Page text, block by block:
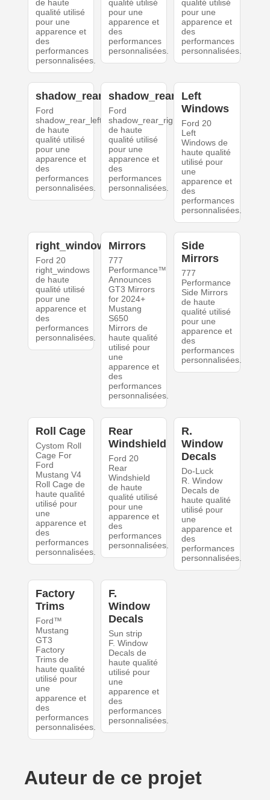
de haute
qualité utilisé
pour une
apparence et
des
performances
personnalisées.
qualité utilisé
pour une
apparence et
des
performances
personnalisées.
qualité utilisé
pour une
apparence et
des
performances
personnalisées.
shadow_rear_left
Ford
shadow_rear_left
de haute
qualité utilisé
pour une
apparence et
des
performances
personnalisées.
shadow_rear_right
Ford
shadow_rear_right
de haute
qualité utilisé
pour une
apparence et
des
performances
personnalisées.
Left
Windows
Ford 20
Left
Windows de
haute qualité
utilisé pour
une
apparence et
des
performances
personnalisées.
right_windows
Ford 20
right_windows
de haute
qualité utilisé
pour une
apparence et
des
performances
personnalisées.
Mirrors
777
Performance™
Announces
GT3 Mirrors
for 2024+
Mustang
S650
Mirrors de
haute qualité
utilisé pour
une
apparence et
des
performances
personnalisées.
Side
Mirrors
777
Performance
Side Mirrors
de haute
qualité utilisé
pour une
apparence et
des
performances
personnalisées.
Roll Cage
Cystom Roll
Cage For
Ford
Mustang V4
Roll Cage de
haute qualité
utilisé pour
une
apparence et
des
performances
personnalisées.
Rear
Windshield
Ford 20
Rear
Windshield
de haute
qualité utilisé
pour une
apparence et
des
performances
personnalisées.
R.
Window
Decals
Do-Luck
R. Window
Decals de
haute qualité
utilisé pour
une
apparence et
des
performances
personnalisées.
Factory
Trims
Ford™
Mustang
GT3
Factory
Trims de
haute qualité
utilisé pour
une
apparence et
des
performances
personnalisées.
F.
Window
Decals
Sun strip
F. Window
Decals de
haute qualité
utilisé pour
une
apparence et
des
performances
personnalisées.
Auteur de ce projet